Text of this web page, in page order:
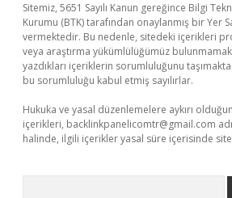
Sitemiz, 5651 Sayılı Kanun gereğince Bilgi
Kurumu (BTK) tarafından onaylanmış bir Yer
vermektedir. Bu nedenle, sitedeki içerikleri
veya araştırma yükümlülüğümüz
yazdıkları içeriklerin sorumluluğunu
bu sorumluluğu kabul etmiş sayılırlar.
Hukuka ve yasal düzenlemelere aykırı
içerikleri, backlinkpanelicomtr@gmail.com
halinde, ilgili içerikler yasal süre içerisinde